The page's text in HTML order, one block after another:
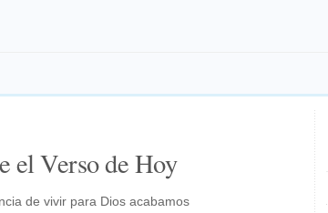
el Verso de Hoy
de vivir para Dios acabamos